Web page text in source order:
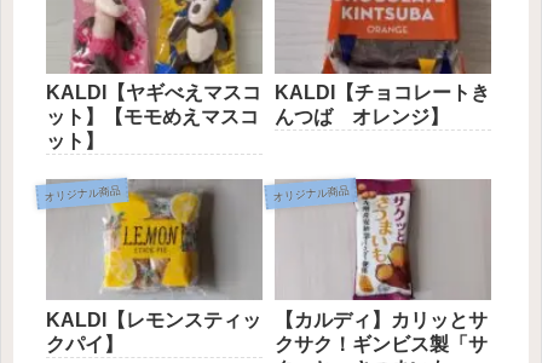
KALDI【ヤギべえマスコ
ット】【モモめえマスコ
ット】
KALDI【チョコレートき
んつば オレンジ】
オリジナル商品
KALDI【レモンスティッ
クパイ】
オリジナル商品
【カルディ】カリッとサ
クサク！ギンビス製「サ